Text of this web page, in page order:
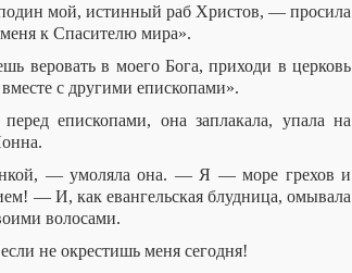
мой, истинный раб Христов, — просила
к Спасителю мира».
веровать в моего Бога, приходи в церковь
с другими епископами».
епископами, она заплакала, упала на
— умоляла она. — Я — море грехов и
— И, как евангельская блудница, омывала
волосами.
не окрестишь меня сегодня!